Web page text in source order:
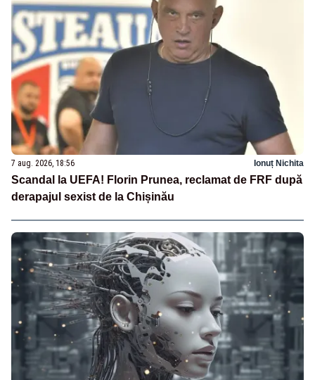
7 aug. 2026, 18:56 Ionuț Nichita
Scandal la UEFA! Florin Prunea, reclamat de FRF după
derapajul sexist de la Chișinău